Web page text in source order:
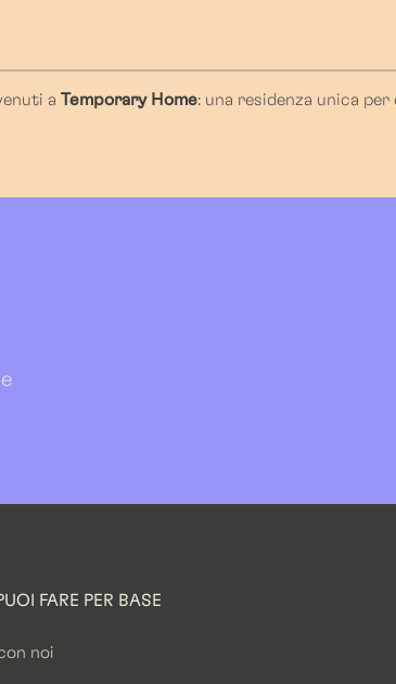
aTemporary Home: una residenza unica
FARE PER BASE
noi